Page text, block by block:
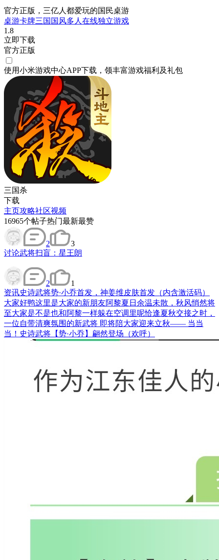
官方正版，三亿人都爱玩的国民桌游
桌游卡牌三国 国风多人在线独立游戏
1.8
立即下载
官方正版
使用小米游戏中心APP下载 ，领丰富游戏福利 及礼包
三国杀
下载
主页攻略社区视频
16965个帖子热门最新最赞
2
3
讨论武将扫盲：星王朗
2
1
资讯史诗武将势·小乔首发，神姜维皮肤首发（内含激活码）
大家好鸭这里是大家的新朋友阿黎夏日余温未散，秋风悄然将
至大家是不是也和阿黎一样躲在空调里呢恰逢夏秋交接之时，
一位自带清爽氛围的新武将 即将陪大家迎来立秋—— 当当
当！史诗武将【势·小乔】翩然登场（欢呼）